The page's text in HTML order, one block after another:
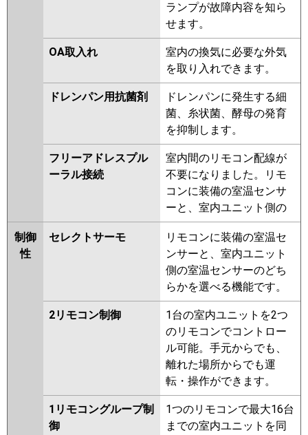
ランプが故障内容を知ら
せます。
OA取入れ
室内の換気に必要な外気
を取り入れできます。
ドレンパン用抗菌剤
ドレンパンに発生する細
菌、糸状菌、酵母の発育
を抑制します。
フリーアドレスプル
ーラル接続
室内間のリモコン配線が
不要になりました。リモ
コンに装備の室温センサ
ーと、室内ユニット側の
制御
性
セレクトサーモ
リモコンに装備の室温セ
ンサーと、室内ユニット
側の室温センサーのどち
らかを選べる機能です。
2リモコン制御
1台の室内ユニットを2つ
のリモコンでコントロー
ル可能。手元からでも、
離れた場所からでも運
転・操作ができます。
1リモコングループ制
御
1つのリモコンで最大16台
までの室内ユニットを同